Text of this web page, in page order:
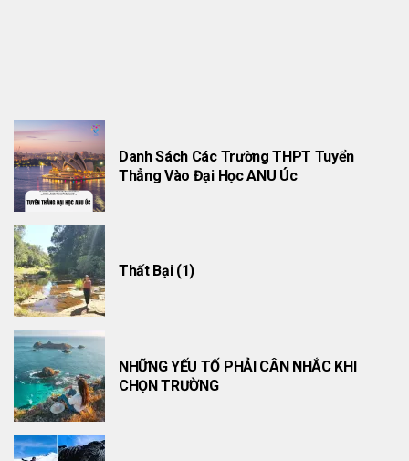
Danh Sách Các Trường THPT Tuyển
Thẳng Vào Đại Học ANU Úc
Thất Bại (1)
NHỮNG YẾU TỐ PHẢI CÂN NHẮC KHI
CHỌN TRƯỜNG